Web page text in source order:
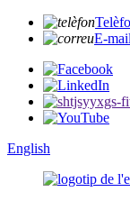
E-
English